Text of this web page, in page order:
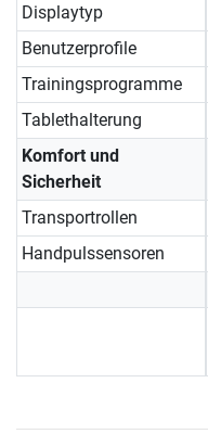
Displaytyp
Benutzerprofile
Trainingsprogramme
Tablethalterung
Komfort und
Sicherheit
Transportrollen
Handpulssensoren